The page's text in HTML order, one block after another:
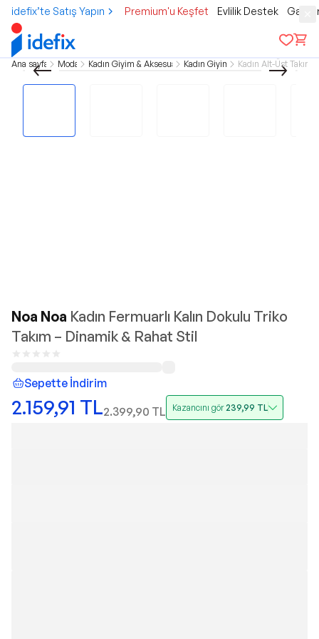
idefix’te Satış Yapın Premium'u Keşfet Evlilik Destek
Ana sayfa Moda Kadın Giyim & Aksesuar Kadın Giyim Kadın Alt-Üst Takım
Noa Noa Kadın Fermuarlı Kalın Dokulu Triko
Takım – Dinamik & Rahat Stil
Sepette İndirim
2.159,91 TL2.399,90 TL Kazancını gör239,99 TL